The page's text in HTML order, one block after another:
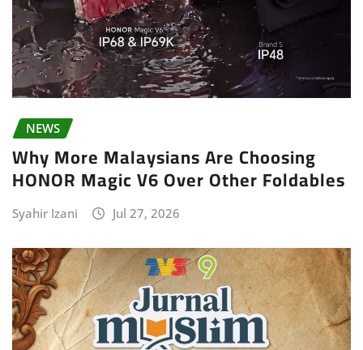
NEWS
Why More Malaysians Are Choosing
HONOR Magic V6 Over Other Foldables
Syahir Izani Jul 27, 2026